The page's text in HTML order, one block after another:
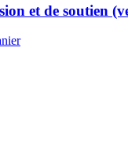
et de soutien